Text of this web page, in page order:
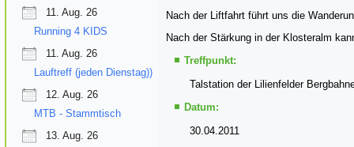
11. Aug. 26
Running 4 KIDS
11. Aug. 26
Lauftreff (jeden Dienstag))
12. Aug. 26
MTB - Stammtisch
13. Aug. 26
Nach der Liftfahrt führt uns die
Nach der Stärkung in der Klosteralm
Treffpunkt:
Talstation der Lilienfelder
Datum:
30.04.2011